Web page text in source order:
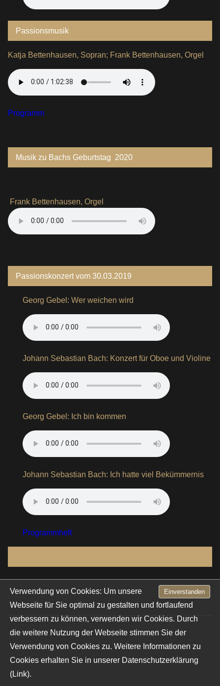
Passionsmusik
Katja Bettenhausen, Sopran; Frank Bettenhausen, Orgel
Programm
Musik zu Bachs Geburtstag 2020
Frank Bettenhausen, Orgel
Passionskonzert vom 30.03.2019
Georg Gebel: Wer weichen wird
Johann Sebastian Bach: Konzert für Oboe und Violine
Georg Gebel: Ich bin kommen
Johann Sebastian Bach: Ich hatte viel Bekümmernis
Programmheft
Einverstanden
Verwendung von Cookies: Um unsere
Webseite für Sie optimal zu gestalten und fortlaufend
verbessern zu können, verwenden wir Cookies. Durch
die weitere Nutzung der Webseite stimmen Sie der
Verwendung von Cookies zu. Weitere Informationen zu
Cookies erhalten Sie in unserer Datenschutzerklärung
(Link).